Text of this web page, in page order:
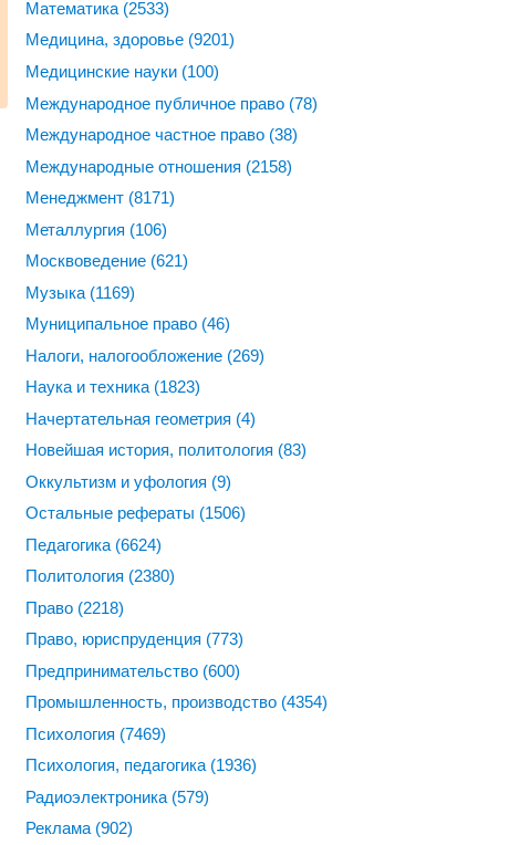
Математика (2533)
Медицина, здоровье (9201)
Медицинские науки (100)
Международное публичное право (78)
Международное частное право (38)
Международные отношения (2158)
Менеджмент (8171)
Металлургия (106)
Москвоведение (621)
Музыка (1169)
Муниципальное право (46)
Налоги, налогообложение (269)
Наука и техника (1823)
Начертательная геометрия (4)
Новейшая история, политология (83)
Оккультизм и уфология (9)
Остальные рефераты (1506)
Педагогика (6624)
Политология (2380)
Право (2218)
Право, юриспруденция (773)
Предпринимательство (600)
Промышленность, производство (4354)
Психология (7469)
Психология, педагогика (1936)
Радиоэлектроника (579)
Реклама (902)